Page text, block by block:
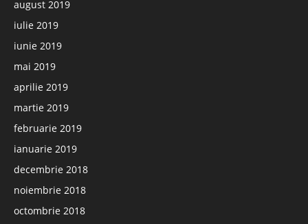
august 2019
iulie 2019
iunie 2019
mai 2019
aprilie 2019
martie 2019
februarie 2019
ianuarie 2019
decembrie 2018
noiembrie 2018
octombrie 2018